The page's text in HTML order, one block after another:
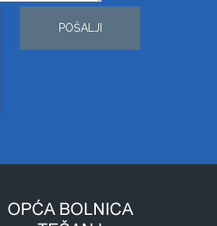
POŠALJI